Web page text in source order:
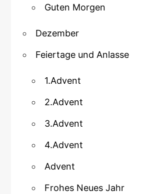
Guten Morgen
Dezember
Feiertage und Anlasse
1.Advent
2.Advent
3.Advent
4.Advent
Advent
Frohes Neues Jahr